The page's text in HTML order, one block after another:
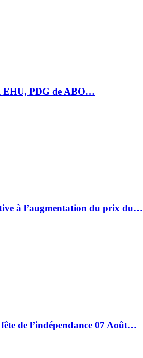
EHU, PDG de ABO…
à l’augmentation du prix du…
de l’indépendance 07 Août…